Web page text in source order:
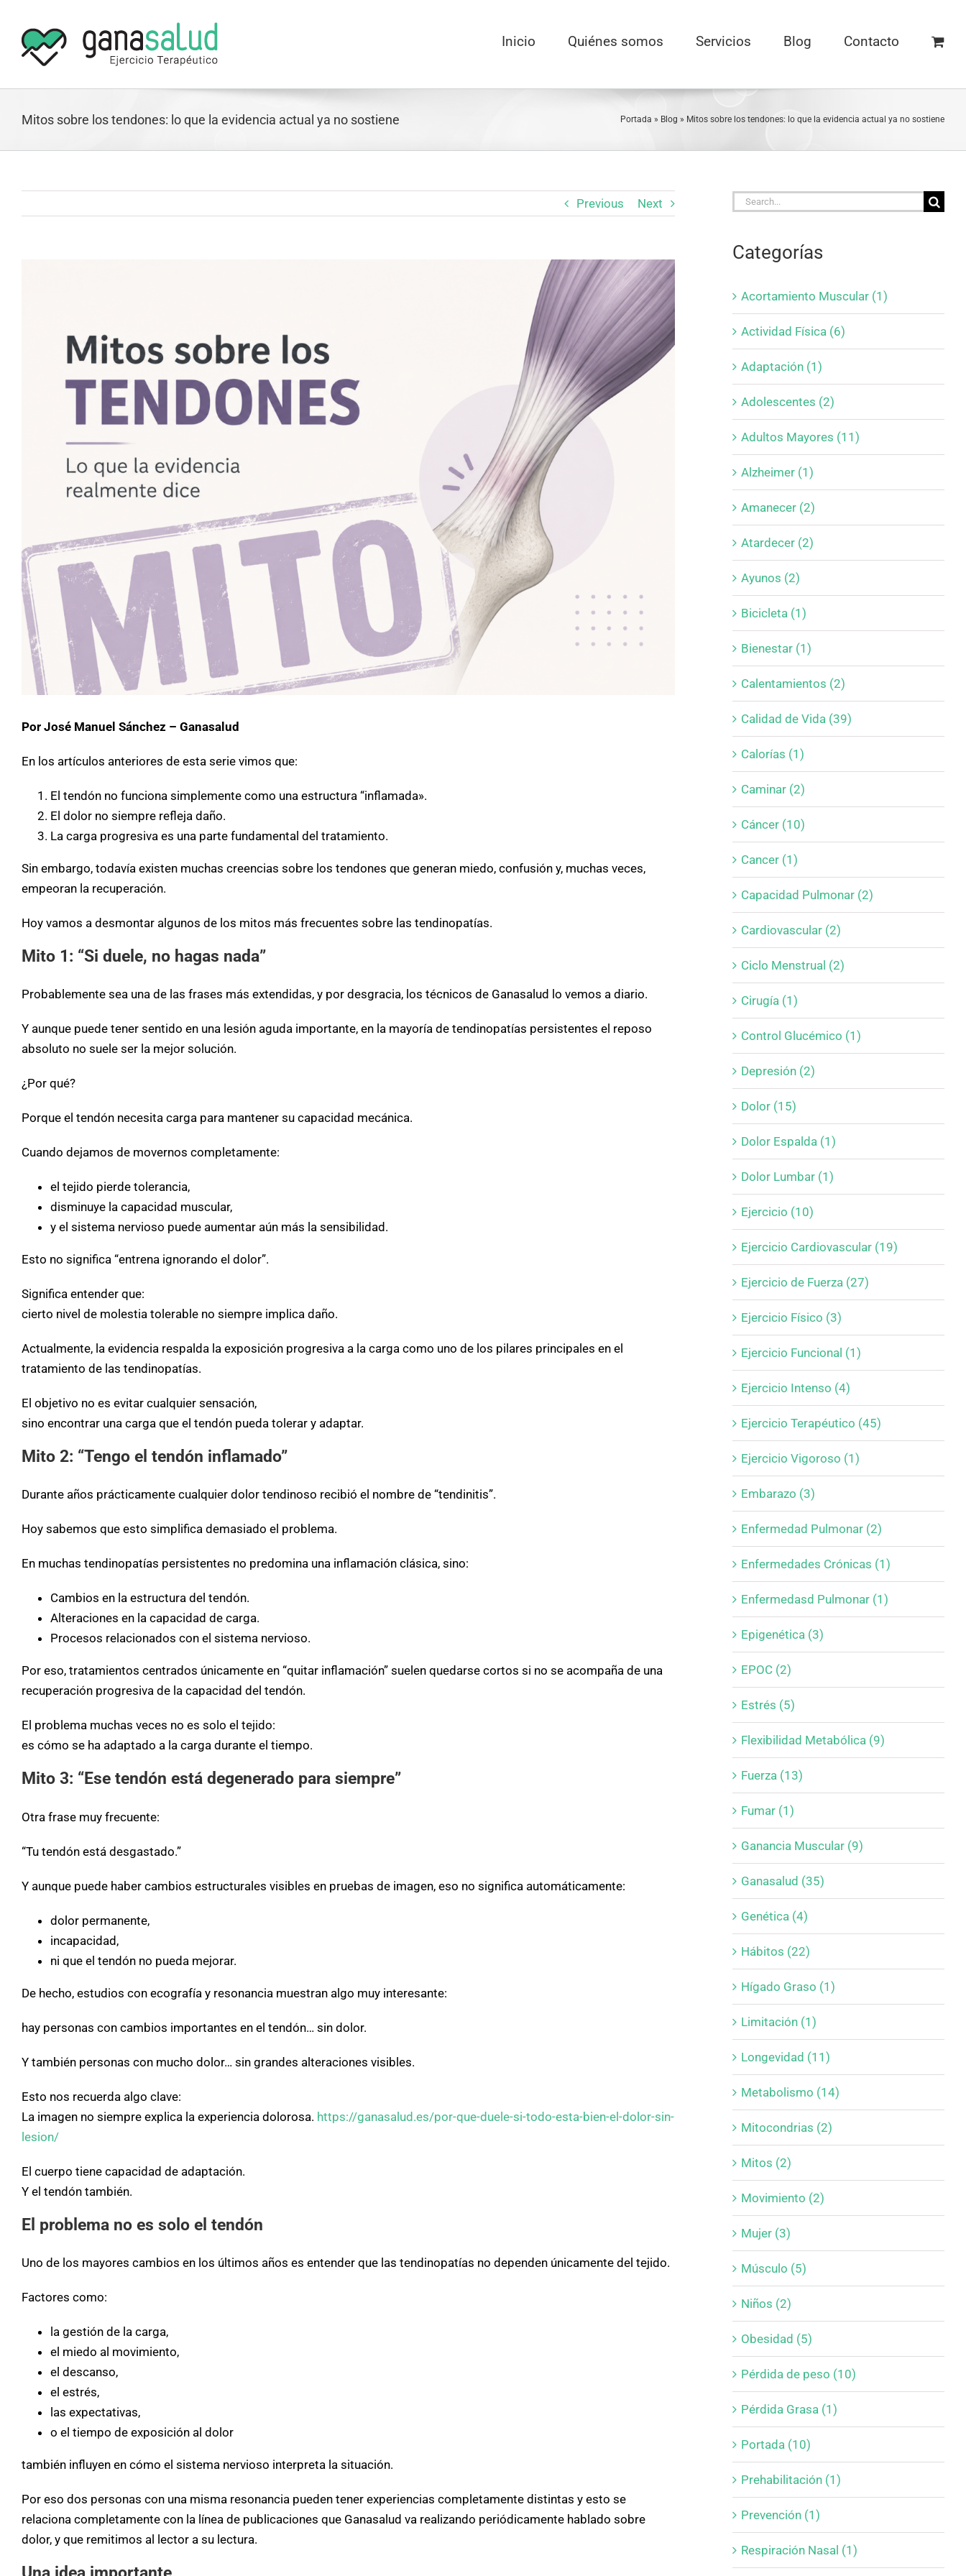
content
Inicio Quiénes somos Servicios Blog Contacto
Mitos sobre los tendones: lo que la evidencia actual ya no sostiene Portada » Blog » Mitos sobre los tendones: lo que la evidencia actual ya no sostiene
Previous Next
Por José Manuel Sánchez – Ganasalud
En los artículos anteriores de esta serie vimos que:
El tendón no funciona simplemente como una estructura “inflamada».
El dolor no siempre refleja daño.
La carga progresiva es una parte fundamental del tratamiento.
Sin embargo, todavía existen muchas creencias sobre los tendones que generan miedo, confusión y, muchas veces,
empeoran la recuperación.
Hoy vamos a desmontar algunos de los mitos más frecuentes sobre las tendinopatías.
Mito 1: “Si duele, no hagas nada”
Probablemente sea una de las frases más extendidas, y por desgracia, los técnicos de Ganasalud lo vemos a diario.
Y aunque puede tener sentido en una lesión aguda importante, en la mayoría de tendinopatías persistentes el reposo
absoluto no suele ser la mejor solución.
¿Por qué?
Porque el tendón necesita carga para mantener su capacidad mecánica.
Cuando dejamos de movernos completamente:
el tejido pierde tolerancia,
disminuye la capacidad muscular,
y el sistema nervioso puede aumentar aún más la sensibilidad.
Esto no significa “entrena ignorando el dolor”.
Significa entender que:
cierto nivel de molestia tolerable no siempre implica daño.
Actualmente, la evidencia respalda la exposición progresiva a la carga como uno de los pilares principales en el
tratamiento de las tendinopatías.
El objetivo no es evitar cualquier sensación,
sino encontrar una carga que el tendón pueda tolerar y adaptar.
Mito 2: “Tengo el tendón inflamado”
Durante años prácticamente cualquier dolor tendinoso recibió el nombre de “tendinitis”.
Hoy sabemos que esto simplifica demasiado el problema.
En muchas tendinopatías persistentes no predomina una inflamación clásica, sino:
Cambios en la estructura del tendón.
Alteraciones en la capacidad de carga.
Procesos relacionados con el sistema nervioso.
Por eso, tratamientos centrados únicamente en “quitar inflamación” suelen quedarse cortos si no se acompaña de una
recuperación progresiva de la capacidad del tendón.
El problema muchas veces no es solo el tejido:
es cómo se ha adaptado a la carga durante el tiempo.
Mito 3: “Ese tendón está degenerado para siempre”
Otra frase muy frecuente:
“Tu tendón está desgastado.”
Y aunque puede haber cambios estructurales visibles en pruebas de imagen, eso no significa automáticamente:
dolor permanente,
incapacidad,
ni que el tendón no pueda mejorar.
De hecho, estudios con ecografía y resonancia muestran algo muy interesante:
hay personas con cambios importantes en el tendón… sin dolor.
Y también personas con mucho dolor… sin grandes alteraciones visibles.
Esto nos recuerda algo clave:
La imagen no siempre explica la experiencia dolorosa. https://ganasalud.es/por-que-duele-si-todo-esta-bien-el-dolor-sin-
lesion/
El cuerpo tiene capacidad de adaptación.
Y el tendón también.
El problema no es solo el tendón
Uno de los mayores cambios en los últimos años es entender que las tendinopatías no dependen únicamente del tejido.
Factores como:
la gestión de la carga,
el miedo al movimiento,
el descanso,
el estrés,
las expectativas,
o el tiempo de exposición al dolor
también influyen en cómo el sistema nervioso interpreta la situación.
Por eso dos personas con una misma resonancia pueden tener experiencias completamente distintas y esto se
relaciona completamente con la línea de publicaciones que Ganasalud va realizando periódicamente hablado sobre
dolor, y que remitimos al lector a su lectura.
Search
Categorías
Acortamiento Muscular (1)
Actividad Física (6)
Adaptación (1)
Adolescentes (2)
Adultos Mayores (11)
Alzheimer (1)
Amanecer (2)
Atardecer (2)
Ayunos (2)
Bicicleta (1)
Bienestar (1)
Calentamientos (2)
Calidad de Vida (39)
Calorías (1)
Caminar (2)
Cáncer (10)
Cancer (1)
Capacidad Pulmonar (2)
Cardiovascular (2)
Ciclo Menstrual (2)
Cirugía (1)
Control Glucémico (1)
Depresión (2)
Dolor (15)
Dolor Espalda (1)
Dolor Lumbar (1)
Ejercicio (10)
Ejercicio Cardiovascular (19)
Ejercicio de Fuerza (27)
Ejercicio Físico (3)
Ejercicio Funcional (1)
Ejercicio Intenso (4)
Ejercicio Terapéutico (45)
Ejercicio Vigoroso (1)
Embarazo (3)
Enfermedad Pulmonar (2)
Enfermedades Crónicas (1)
Enfermedasd Pulmonar (1)
Epigenética (3)
EPOC (2)
Estrés (5)
Flexibilidad Metabólica (9)
Fuerza (13)
Fumar (1)
Ganancia Muscular (9)
Ganasalud (35)
Genética (4)
Hábitos (22)
Hígado Graso (1)
Limitación (1)
Longevidad (11)
Metabolismo (14)
Mitocondrias (2)
Mitos (2)
Movimiento (2)
Mujer (3)
Músculo (5)
Niños (2)
Obesidad (5)
Pérdida de peso (10)
Pérdida Grasa (1)
Portada (10)
Prehabilitación (1)
Prevención (1)
Respiración Nasal (1)